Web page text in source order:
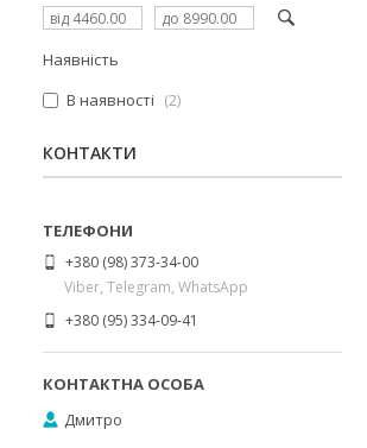
Наявність
В наявності
2
КОНТАКТИ
+380 (98) 373-34-00
Viber, Telegram, WhatsApp
+380 (95) 334-09-41
Дмитро